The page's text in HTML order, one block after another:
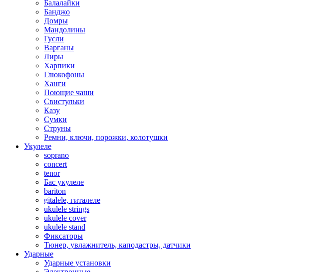
Балалайки
Банджо
Домры
Мандолины
Гусли
Варганы
Лиры
Харпики
Глюкофоны
Ханги
Поющие чаши
Свистульки
Казу
Сумки
Струны
Ремни, ключи, порожки, колотушки
Укулеле
soprano
concert
tenor
Бас укулеле
bariton
gitalele, гиталеле
ukulele strings
ukulele cover
ukulele stand
Фиксаторы
Тюнер, увлажнитель, каподастры, датчики
Ударные
Ударные установки